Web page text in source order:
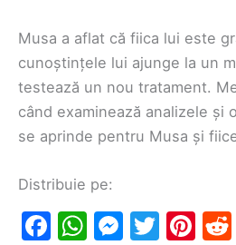
Musa a aflat că fiica lui este
cunoștințele lui ajunge la un
testează un nou tratament.
când examinează analizele și
se aprinde pentru Musa și
Distribuie pe:
F
W M T
Pi